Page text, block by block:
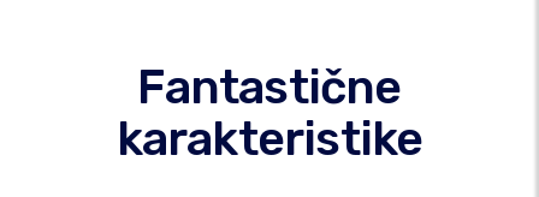
Fantastične
karakteristike